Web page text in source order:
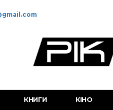
КНИГИ КІНО